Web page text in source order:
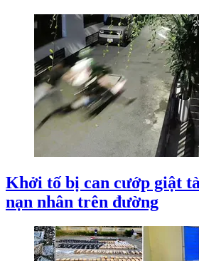
Khởi tố bị can cướp giật
nạn nhân trên đường